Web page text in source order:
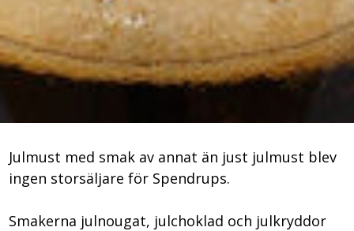
Julmust med smak av annat än just julmust blev
ingen storsäljare för Spendrups.
Smakerna julnougat, julchoklad och julkryddor